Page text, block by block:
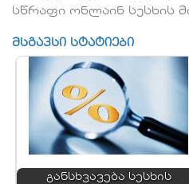
სწრაფი ონლაინ სესხის
მსგავსი სტატიები
განსხვავება სესხის